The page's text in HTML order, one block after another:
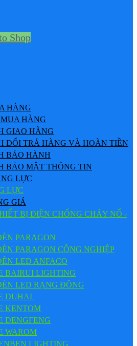
Shop
HÀNG
HÀNG
GIAO HÀNG
ĐỔI TRẢ HÀNG VÀ HOÀN TIỀN
BẢO HÀNH
BẢO MẬT THÔNG TIN
LỰC
LỰC
GIÁ
BỊ ĐIỆN CHỐNG CHÁY NỔ -
PARAGON
PARAGON CÔNG NGHIỆP
LED ANFACO
BAIRUI LIGHTING
LED RẠNG ĐÔNG
DUHAL
KENTOM
DENGFENG
WAROM
LIGHTING